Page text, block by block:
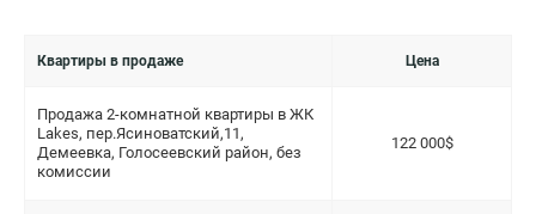
Квартиры в продаже Цена
Продажа 2-комнатной квартиры в ЖК
Lakes, пер.Ясиноватский,11,
Демеевка, Голосеевский район, без
комиссии
122 000$